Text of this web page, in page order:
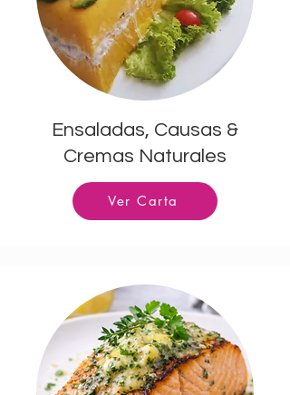
Ensaladas, Causas &
Cremas Naturales
Ver Carta